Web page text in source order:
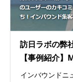
訪日ラボの弊
【事例紹介
インバウンドニ